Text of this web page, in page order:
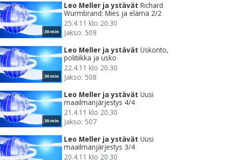
30 min
Leo Meller ja ystävät Richard
Wurmbrand: Mies ja elämä 2/2
25.4.11 klo 20.30
Jakso: 509
30 min
Leo Meller ja ystävät Uskonto,
politiikka ja usko
22.4.11 klo 20.30
Jakso: 508
30 min
Leo Meller ja ystävät Uusi
maailmanjärjestys 4/4
21.4.11 klo 20.30
Jakso: 507
Leo Meller ja ystävät Uusi
maailmanjärjestys 3/4
20.4.11 klo 20.30